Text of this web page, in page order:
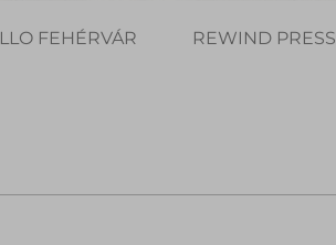
FEHÉRVÁR REWIND PRESS